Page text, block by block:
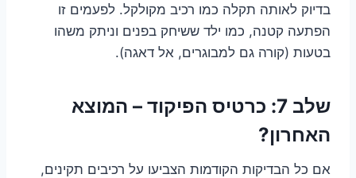
בדיוק לאותה תקלה כמו רכיב מקולקל. לפעמים זו
הפתעה קטנה, כמו ילד ששיחק בפנים וניתק משהו
בטעות (קורה גם למבוגרים, אל דאגה).
שלב 7: כרטיס הפיקוד – המוצא
האחרון?
אם כל הבדיקות הקודמות הצביעו על רכיבים תקינים,